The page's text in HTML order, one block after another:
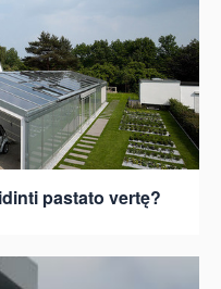
pastato vertę?